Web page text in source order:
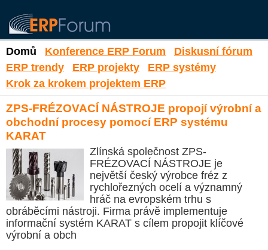
Domů Konference ERP Forum
Diskusní fórum
ERP trendy
ERP projekty
ERP systémy
Krok za krokem projektem ERP
ZPS-FRÉZOVACÍ NÁSTROJE propojí výrobní a
obchodní procesy pomocí ERP systému
KARAT
Zlínská společnost ZPS-
FRÉZOVACÍ NÁSTROJE je
největší český výrobce fréz z
rychlořezných ocelí a významný
hráč na evropském trhu s
obráběcími nástroji. Firma právě implementuje
informační systém KARAT s cílem propojit klíčové
výrobní a obch